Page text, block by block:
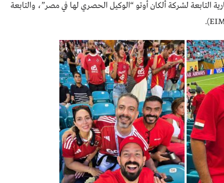
التابعة لشركة ألكان أوتو “الوكيل الحصري لها في مصر”، والتابعة